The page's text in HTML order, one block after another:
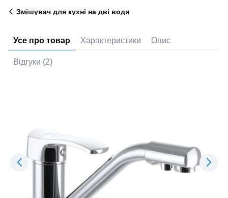
Змішувач для кухні на дві води
Усе про товар Характеристики Опис
Відгуки (2)